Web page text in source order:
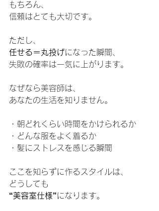
もちろん、
信頼はとても大切です。
ただし、
任せる＝丸投げになった瞬間、
失敗の確率は一気に上がります。
なぜなら美容師は、
あなたの生活を知りません。
・朝どれくらい時間をかけられるか
・どんな服をよく着るか
・髪にストレスを感じる瞬間
ここを知らずに作るスタイルは、
どうしても
“美容室仕様”になります。